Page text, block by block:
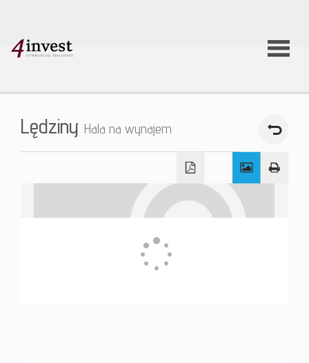
O firmie
Lędziny Hala na wynajem